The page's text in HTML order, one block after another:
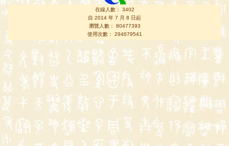
在線人數： 3402
自 2014 年 7 月 8 日起
瀏覽人數： 80477393
使用次數： 294679541